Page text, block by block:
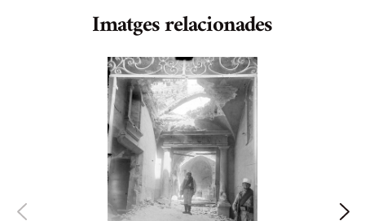
Imatges relacionades